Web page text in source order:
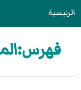
الرئيسية